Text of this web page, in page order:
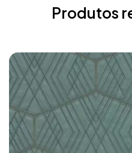
Produtos